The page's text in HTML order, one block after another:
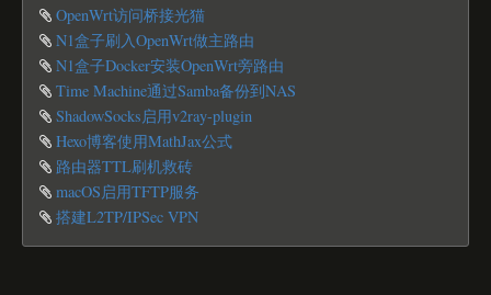
OpenWrt访问桥接光猫
N1盒子刷入OpenWrt做主路由
N1盒子Docker安装OpenWrt旁路由
Time Machine通过Samba备份到NAS
ShadowSocks启用v2ray-plugin
Hexo博客使用MathJax公式
路由器TTL刷机救砖
macOS启用TFTP服务
搭建L2TP/IPSec VPN